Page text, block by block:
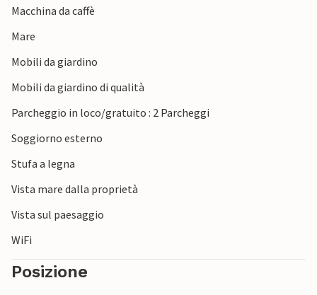
In questa casa vacanze vi aspettano splendide vacanze
con i vostri cari!
Macchina da caffè
Mare
Mobili da giardino
Mobili da giardino di qualità
Parcheggio in loco/gratuito : 2 Parcheggi
Soggiorno esterno
Stufa a legna
Vista mare dalla proprietà
Vista sul paesaggio
WiFi
Posizione